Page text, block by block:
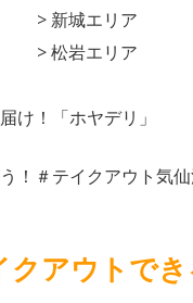
> 新城エリア
> 松岩エリア
け！「ホヤデリ」
！＃テイクアウト気
クアウトで